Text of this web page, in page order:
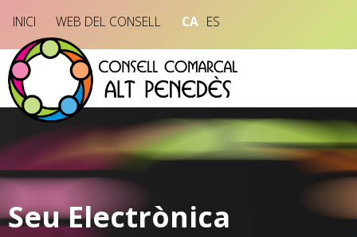
INICI WEB DEL CONSELL CA ES
Seu Electrònica